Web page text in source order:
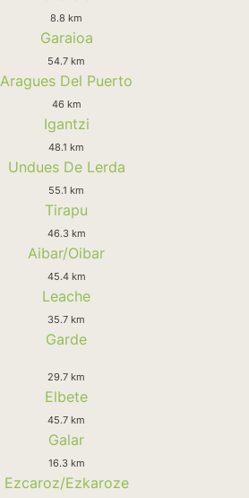
8.8 km
Garaioa
54.7 km
Aragues Del Puerto
46 km
Igantzi
48.1 km
Undues De Lerda
55.1 km
Tirapu
46.3 km
Aibar/Oibar
45.4 km
Leache
35.7 km
Garde
29.7 km
Elbete
45.7 km
Galar
16.3 km
Ezcaroz/Ezkaroze